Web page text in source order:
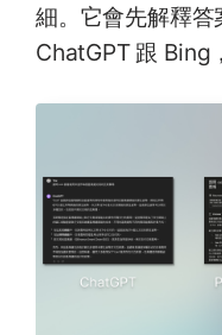
細。它會先解釋
ChatGPT 跟 Bing